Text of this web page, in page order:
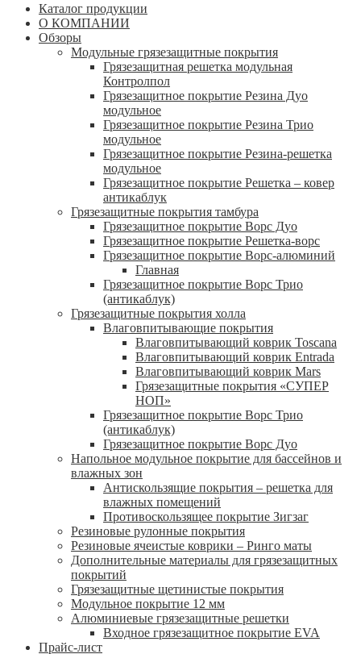
Каталог продукции
О КОМПАНИИ
Обзоры
Модульные грязезащитные покрытия
Грязезащитная решетка модульная
Контролпол
Грязезащитное покрытие Резина Дуо
модульное
Грязезащитное покрытие Резина Трио
модульное
Грязезащитное покрытие Резина-решетка
модульное
Грязезащитное покрытие Решетка – ковер
антикаблук
Грязезащитные покрытия тамбура
Грязезащитное покрытие Ворс Дуо
Грязезащитное покрытие Решетка-ворс
Грязезащитное покрытие Ворс-алюминий
Главная
Грязезащитное покрытие Ворс Трио
(антикаблук)
Грязезащитные покрытия холла
Влаговпитывающие покрытия
Влаговпитывающий коврик Toscana
Влаговпитывающий коврик Entrada
Влаговпитывающий коврик Mars
Грязезащитные покрытия «СУПЕР
НОП»
Грязезащитное покрытие Ворс Трио
(антикаблук)
Грязезащитное покрытие Ворс Дуо
Напольное модульное покрытие для бассейнов и
влажных зон
Антискользящие покрытия – решетка для
влажных помещений
Противоскользящее покрытие Зигзаг
Резиновые рулонные покрытия
Резиновые ячеистые коврики – Ринго маты
Дополнительные материалы для грязезащитных
покрытий
Грязезащитные щетинистые покрытия
Модульное покрытие 12 мм
Алюминиевые грязезащитные решетки
Входное грязезащитное покрытие EVA
Прайс-лист